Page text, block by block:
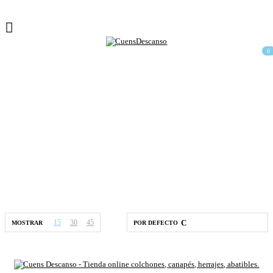
0
POR DEFECTO
MOSTRAR 15 30 45